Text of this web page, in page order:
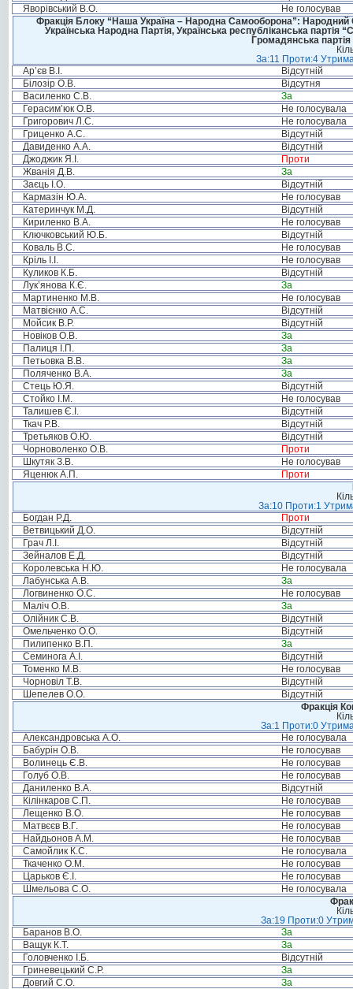
Яворівський В.О.
Не голосував
Фракція Блоку “Наша Україна – Народна Самооборона”: Народний
Українська Народна Партія, Українська республіканська
Громадянська
За:11 Проти:4
Ар’єв В.І.
Відсутній
Білозір О.В.
Відсутня
Василенко С.В.
За
Герасим’юк О.В.
Не голосувала
Григорович Л.С.
Не голосувала
Гриценко А.С.
Відсутній
Давиденко А.А.
Відсутній
Джоджик Я.І.
Проти
Жванія Д.В.
За
Заєць І.О.
Відсутній
Кармазін Ю.А.
Не голосував
Катеринчук М.Д.
Відсутній
Кириленко В.А.
Не голосував
Ключковський Ю.Б.
Відсутній
Коваль В.С.
Не голосував
Кріль І.І.
Не голосував
Куликов К.Б.
Відсутній
Лук’янова К.Є.
За
Мартиненко М.В.
Не голосував
Матвієнко А.С.
Відсутній
Мойсик В.Р.
Відсутній
Новіков О.В.
За
Палиця І.П.
За
Петьовка В.В.
За
Поляченко В.А.
За
Стець Ю.Я.
Відсутній
Стойко І.М.
Не голосував
Талишев Є.І.
Відсутній
Ткач Р.В.
Відсутній
Третьяков О.Ю.
Відсутній
Чорноволенко О.В.
Проти
Шкутяк З.В.
Не голосував
Яценюк А.П.
Проти
За:10 Проти:1
Богдан Р.Д.
Проти
Ветвицький Д.О.
Відсутній
Грач Л.І.
Відсутній
Зейналов Е.Д.
Відсутній
Королевська Н.Ю.
Не голосувала
Лабунська А.В.
За
Логвиненко О.С.
Не голосував
Маліч О.В.
За
Олійник С.В.
Відсутній
Омельченко О.О.
Відсутній
Пилипенко В.П.
За
Семинога А.І.
Відсутній
Томенко М.В.
Не голосував
Чорновіл Т.В.
Відсутній
Шепелев О.О.
Відсутній
Фракція
За:1 Проти:0
Александровська А.О.
Не голосувала
Бабурін О.В.
Не голосував
Волинець Є.В.
Не голосував
Голуб О.В.
Не голосував
Даниленко В.А.
Відсутній
Кілінкаров С.П.
Не голосував
Лещенко В.О.
Не голосував
Матвєєв В.Г.
Не голосував
Найдьонов А.М.
Не голосував
Самойлик К.С.
Не голосувала
Ткаченко О.М.
Не голосував
Царьков Є.І.
Не голосував
Шмельова С.О.
Не голосувала
За:19 Проти:0
Баранов В.О.
За
Ващук К.Т.
За
Головченко І.Б.
Відсутній
Гриневецький С.Р.
За
Довгий С.О.
За